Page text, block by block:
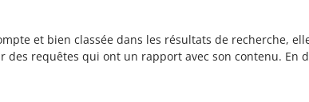
et bien classée dans les résultats de recherche,
requêtes qui ont un rapport avec son contenu. En